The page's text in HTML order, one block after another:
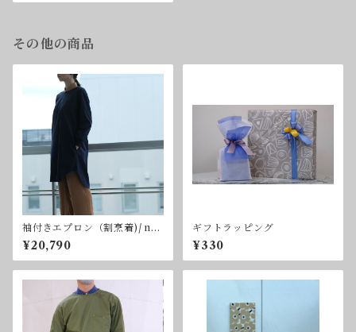
その他の商品
袖付きエプロン（割烹着)/ nea
tDesign | OMUSUHI
¥20,790
ギフトラッピング
¥330